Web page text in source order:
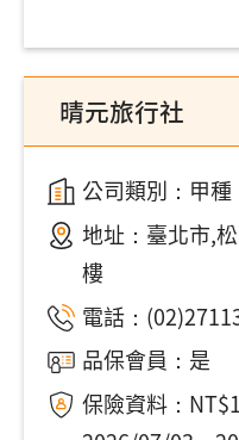
晴元旅行社
公司類別：甲種
地址： 臺北市,
樓
電話：
品保會員：是
保險資料：